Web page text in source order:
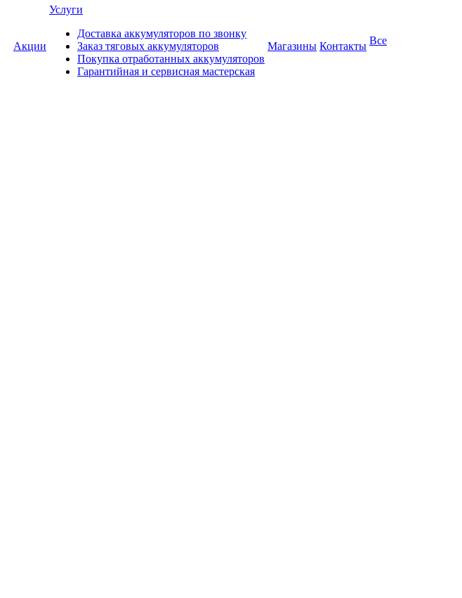
Акции
Услуги
Доставка аккумуляторов по звонку
Заказ тяговых аккумуляторов
Покупка отработанных аккумуляторов
Гарантийная и сервисная мастерская
Магазины Контакты Все